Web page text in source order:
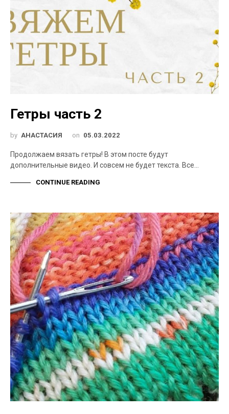
Гетры часть 2
by АНАСТАСИЯ on 05.03.2022
Продолжаем вязать гетры! В этом посте будут
дополнительные видео. И совсем не будет текста. Все…
CONTINUE READING